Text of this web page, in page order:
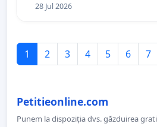
28 Jul 2026
1 2 3 4 5 6 7
Petitieonline.com
Punem la dispoziția dvs. găzduirea